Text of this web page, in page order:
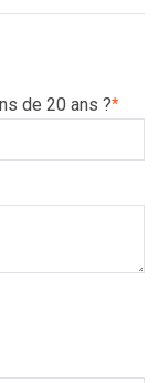
de 20 ans ?*